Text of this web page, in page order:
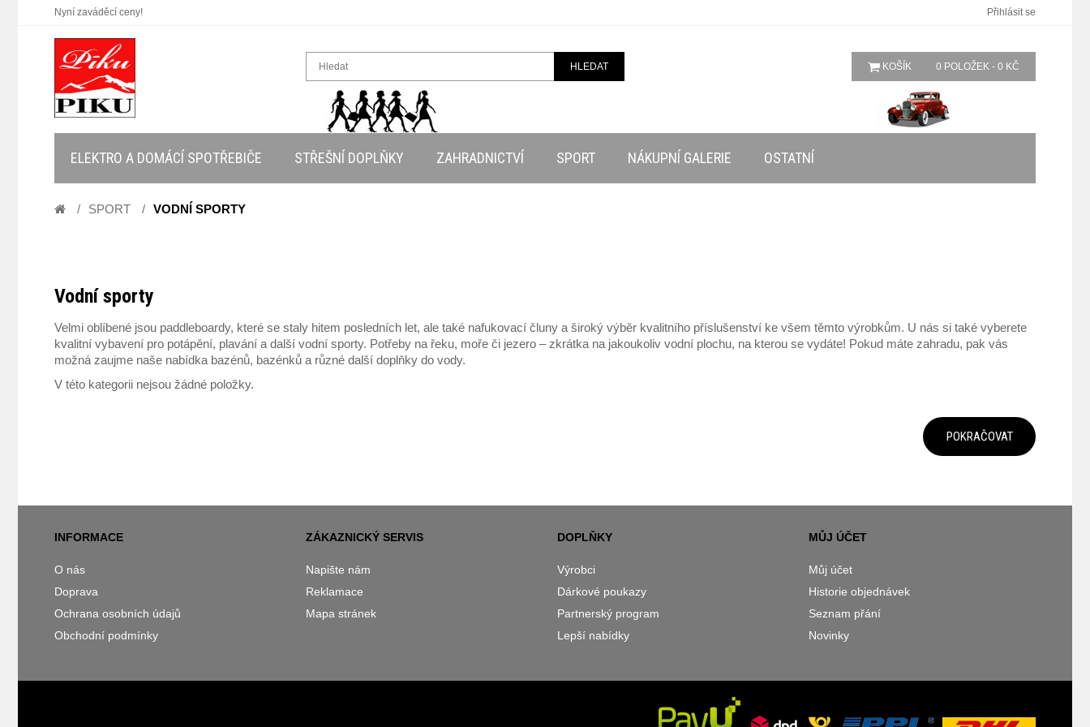
Nyní zaváděcí ceny! Přihlásit se
HLEDAT KOŠÍK 0 POLOŽEK - 0 KČ
ELEKTRO A DOMÁCÍ SPOTŘEBIČE STŘEŠNÍ DOPLŇKY ZAHRADNICTVÍ SPORT NÁKUPNÍ GALERIE OSTATNÍ
SPORT VODNÍ SPORTY
Vodní sporty
Velmi oblíbené jsou paddleboardy, které se staly hitem posledních let, ale také nafukovací čluny a široký výběr kvalitního příslušenství ke všem těmto výrobkům. U nás si také vyberete
kvalitní vybavení pro potápění, plavání a další vodní sporty. Potřeby na řeku, moře či jezero – zkrátka na jakoukoliv vodní plochu, na kterou se vydáte! Pokud máte zahradu, pak vás
možná zaujme naše nabídka bazénů, bazénků a různé další doplňky do vody.
V této kategorii nejsou žádné položky.
POKRAČOVAT
INFORMACE
O nás
Doprava
Ochrana osobních údajů
Obchodní podmínky
ZÁKAZNICKÝ SERVIS
Napište nám
Reklamace
Mapa stránek
DOPLŇKY
Výrobci
Dárkové poukazy
Partnerský program
Lepší nabídky
MŮJ ÚČET
Můj účet
Historie objednávek
Seznam přání
Novinky